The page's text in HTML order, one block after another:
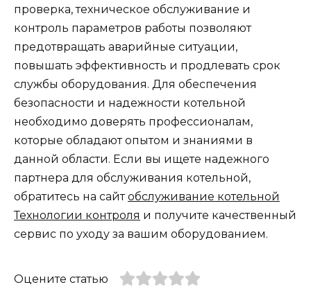
проверка, техническое обслуживание и
контроль параметров работы позволяют
предотвращать аварийные ситуации,
повышать эффективность и продлевать срок
службы оборудования. Для обеспечения
безопасности и надежности котельной
необходимо доверять профессионалам,
которые обладают опытом и знаниями в
данной области. Если вы ищете надежного
партнера для обслуживания котельной,
обратитесь на сайтобслуживание котельной
Технологии контроля и получите качественный
сервис по уходу за вашим оборудованием.
Оцените статью